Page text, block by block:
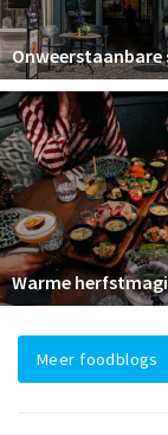
Meer foodblogs